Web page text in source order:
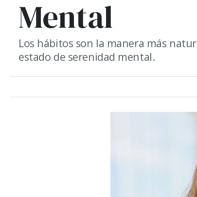
Mental
Los hábitos son la manera más
estado de serenidad mental.